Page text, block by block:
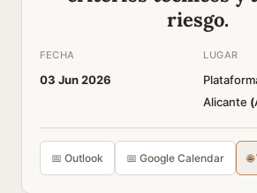
riesgo.
FECHA
03 Jun 2026
LUGAR
Alicante (
📅 Outlook 📅 Google Calendar